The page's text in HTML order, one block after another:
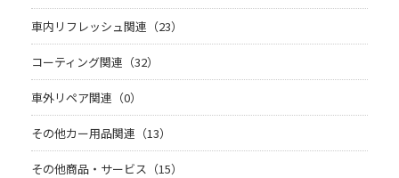
車内リフレッシュ関連（23）
コーティング関連（32）
車外リペア関連（0）
その他カー用品関連（13）
その他商品・サービス（15）